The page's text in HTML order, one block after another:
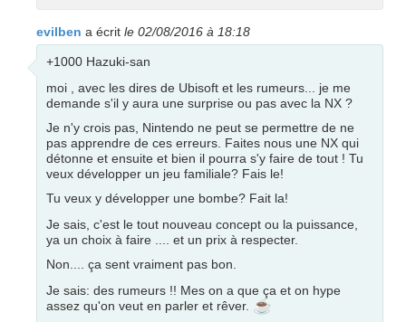
evilben a écrit le 02/08/2016 à 18:18
+1000 Hazuki-san
moi , avec les dires de Ubisoft et les rumeurs... je me
demande s'il y aura une surprise ou pas avec la NX ?
Je n'y crois pas, Nintendo ne peut se permettre de ne
pas apprendre de ces erreurs. Faites nous une NX qui
détonne et ensuite et bien il pourra s'y faire de tout ! Tu
veux développer un jeu familiale? Fais le!
Tu veux y développer une bombe? Fait la!
Je sais, c'est le tout nouveau concept ou la puissance,
ya un choix à faire .... et un prix à respecter.
Non.... ça sent vraiment pas bon.
Je sais: des rumeurs !! Mes on a que ça et on hype
assez qu'on veut en parler et rêver. ☕